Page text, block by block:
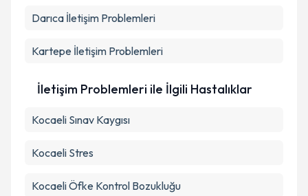
Darıca İletişim Problemleri
Kartepe İletişim Problemleri
İletişim Problemleri ile İlgili Hastalıklar
Kocaeli Sınav Kaygısı
Kocaeli Stres
Kocaeli Öfke Kontrol Bozukluğu